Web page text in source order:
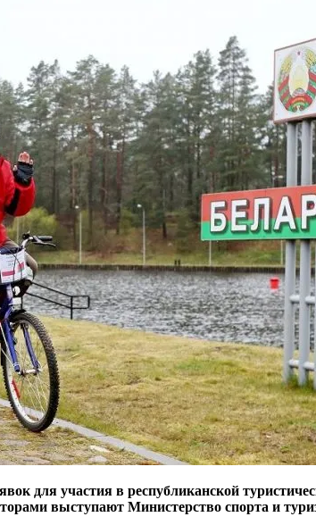
для участия в республиканской
выступают Министерство спорта и